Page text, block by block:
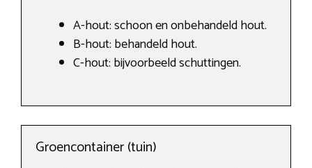
A-hout: schoon en onbehandeld hout.
B-hout: behandeld hout.
C-hout: bijvoorbeeld schuttingen.
Groencontainer (tuin)